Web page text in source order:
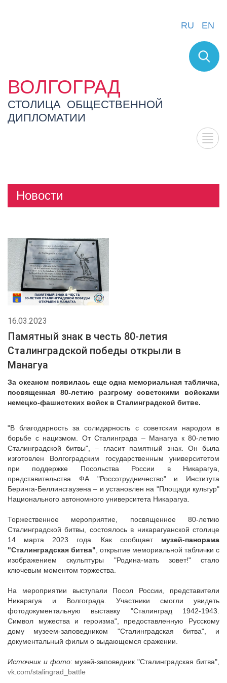
ВОЛГОГРАД
СТОЛИЦА ОБЩЕСТВЕННОЙ
ДИПЛОМАТИИ
RU EN
Новости
16.03.2023
Памятный знак в честь 80-летия
Сталинградской победы открыли в
Манагуа
За океаном появилась еще одна мемориальная табличка,
посвященная 80-летию разгрому советскими войсками
немецко-фашистских войск в Сталинградской битве.
"В благодарность за солидарность с советским народом в
борьбе с нацизмом. От Сталинграда – Манагуа к 80-летию
Сталинградской битвы", – гласит памятный знак. Он была
изготовлен Волгоградским государственным университетом
при поддержке Посольства России в Никарагуа,
представительства ФА "Россотрудничество" и Института
Беринга-Беллинсгаузена – и установлен на "Площади культур"
Национального автономного университета Никарагуа.
Торжественное мероприятие, посвященное 80-летию
Сталинградской битвы, состоялось в никарагуанской столице
14 марта 2023 года. Как сообщает музей-панорама
"Сталинградская битва" , открытие мемориальной таблички с
изображением скульптуры "Родина-мать зовет!" стало
ключевым моментом торжества.
На мероприятии выступали Посол России, представители
Никарагуа и Волгограда. Участники смогли увидеть
фотодокументальную выставку "Сталинград 1942-1943.
Символ мужества и героизма", предоставленную Русскому
дому музеем-заповедником "Сталинградская битва", и
документальный фильм о выдающемся сражении.
Источник и фото: музей-заповедник "Сталинградская битва",
vk.com/stalingrad_battle